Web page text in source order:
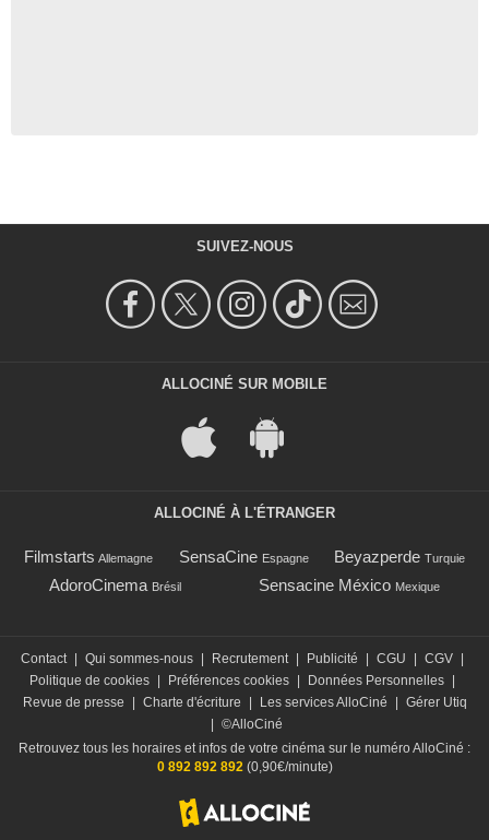
SUIVEZ-NOUS
ALLOCINÉ SUR MOBILE
ALLOCINÉ À L'ÉTRANGER
Filmstarts Allemagne SensaCine Espagne Beyazperde Turquie
AdoroCinema Brésil Sensacine México Mexique
Contact Qui sommes-nous Recrutement Publicité CGU CGV
Politique de cookies
Préférences cookies Données Personnelles
Revue de presse
Charte d'écriture Les services AlloCiné
Gérer Utiq
©AlloCiné
Retrouvez tous les horaires et infos de votre cinéma sur le numéro AlloCiné :
0 892 892 892(0,90€/minute)